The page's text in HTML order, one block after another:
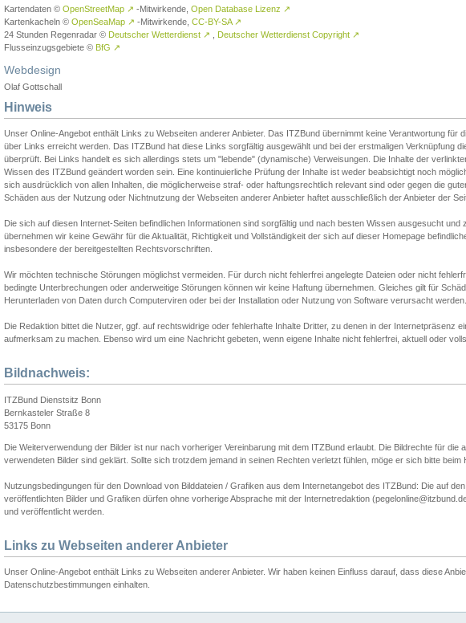
Kartendaten © OpenStreetMap ↗ -Mitwirkende, Open Database Lizenz ↗
Kartenkacheln © OpenSeaMap ↗ -Mitwirkende, CC-BY-SA ↗
24 Stunden Regenradar © Deutscher Wetterdienst ↗ Deutscher Wetterdienst Copyright ↗
Flusseinzugsgebiete © BfG ↗
Webdesign
Olaf Gottschall
Hinweis
Unser Online-Angebot enthält Links zu Webseiten anderer Anbieter. Das ITZBund übernimmt keine Verantwortung für
über Links erreicht werden. Das ITZBund hat diese Links sorgfältig ausgewählt und bei der erstmaligen Verknüpfung
überprüft. Bei Links handelt es sich allerdings stets um "lebende" (dynamische) Verweisungen. Die Inhalte der
Wissen des ITZBund geändert worden sein. Eine kontinuierliche Prüfung der Inhalte ist weder beabsichtigt noch
sich ausdrücklich von allen Inhalten, die möglicherweise straf- oder haftungsrechtlich relevant sind oder gegen die
Schäden aus der Nutzung oder Nichtnutzung der Webseiten anderer Anbieter haftet ausschließlich der Anbieter der
Die sich auf diesen Internet-Seiten befindlichen Informationen sind sorgfältig und nach besten Wissen ausgesucht und
übernehmen wir keine Gewähr für die Aktualität, Richtigkeit und Vollständigkeit der sich auf dieser Homepage
insbesondere der bereitgestellten Rechtsvorschriften.
Wir möchten technische Störungen möglichst vermeiden. Für durch nicht fehlerfrei angelegte Dateien oder nicht
bedingte Unterbrechungen oder anderweitige Störungen können wir keine Haftung übernehmen. Gleiches gilt für
Herunterladen von Daten durch Computerviren oder bei der Installation oder Nutzung von Software verursacht werden.
Die Redaktion bittet die Nutzer, ggf. auf rechtswidrige oder fehlerhafte Inhalte Dritter, zu denen in der Internetpräsenz
aufmerksam zu machen. Ebenso wird um eine Nachricht gebeten, wenn eigene Inhalte nicht fehlerfrei, aktuell oder
Bildnachweis:
ITZBund Dienstsitz Bonn
Bernkasteler Straße 8
53175 Bonn
Die Weiterverwendung der Bilder ist nur nach vorheriger Vereinbarung mit dem ITZBund erlaubt. Die Bildrechte für die
verwendeten Bilder sind geklärt. Sollte sich trotzdem jemand in seinen Rechten verletzt fühlen, möge er sich bitte beim
Nutzungsbedingungen für den Download von Bilddateien / Grafiken aus dem Internetangebot des ITZBund: Die auf
veröffentlichten Bilder und Grafiken dürfen ohne vorherige Absprache mit der Internetredaktion
und veröffentlicht werden.
Links zu Webseiten anderer Anbieter
Unser Online-Angebot enthält Links zu Webseiten anderer Anbieter. Wir haben keinen Einfluss darauf, dass diese
Datenschutzbestimmungen einhalten.